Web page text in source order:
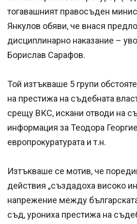
тогавашният правосъден
Янкулов обяви, че внася
дисциплинарно наказание –
Борислав Сарафов.
Той изтъкваше 5 групи
на престижа на съдебната
срещу ВКС, искани отводи на
информация за Теодора
европрокуратурата и т.н.
Изтъкваше се мотив, че
действия „създадоха високо
напрежение между
съд, урониха престижа на